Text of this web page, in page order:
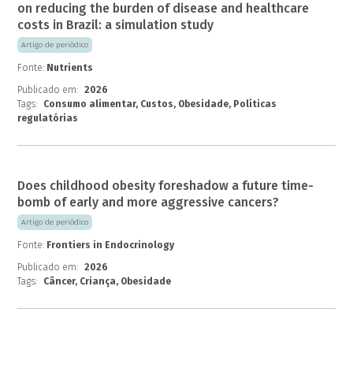
on reducing the burden of disease and healthcare
costs in Brazil: a simulation study
Artigo de periódico
Fonte: Nutrients
Publicado em:
2026
Tags:
Consumo alimentar, Custos, Obesidade, Políticas
regulatórias
Does childhood obesity foreshadow a future time-
bomb of early and more aggressive cancers?
Artigo de periódico
Fonte: Frontiers in Endocrinology
Publicado em:
2026
Tags:
Câncer, Criança, Obesidade